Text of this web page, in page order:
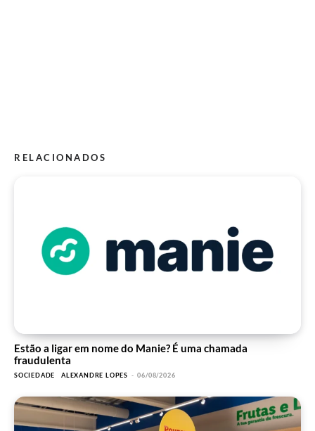
RELACIONADOS
Estão a ligar em nome do Manie? É uma chamada
fraudulenta
SOCIEDADE ALEXANDRE LOPES - 06/08/2026